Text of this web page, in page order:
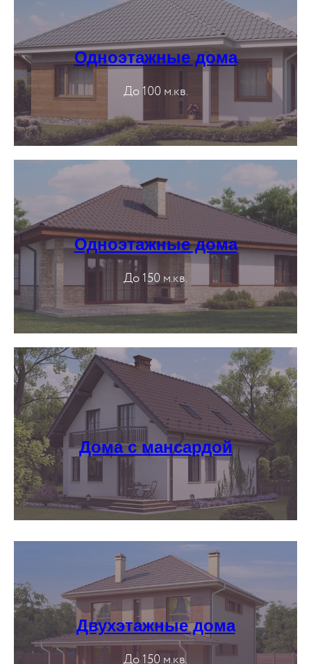
Одноэтажные дома
До 100 м.кв.
Одноэтажные дома
До 150 м.кв.
Дома с мансардой
Двухэтажные дома
До 150 м.кв.